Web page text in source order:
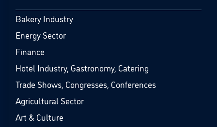
Bakery Industry
Energy Sector
Finance
Hotel Industry, Gastronomy, Catering
Trade Shows, Congresses, Conferences
Agricultural Sector
Art & Culture